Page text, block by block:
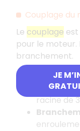
JE
Couplage du
Le couplage
pour le moteur.
branchement.
racine de